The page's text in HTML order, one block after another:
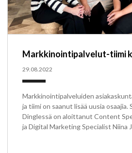
Markkinointipalvelut-tiimi
29.08.2022
Markkinointipalveluiden
ja tiimi on saanut lisää uusia osaajia.
Dinglessä on aloittanut Content
ja Digital Marketing Specialist Niina